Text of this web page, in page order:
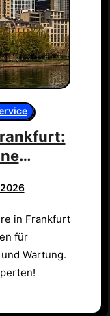
für
Wartung.